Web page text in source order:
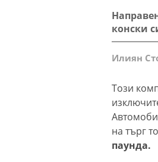
конски
Илиян
Този
на търг
паунда.